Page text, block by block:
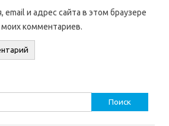
email и адрес сайта в этом браузере
комментариев.